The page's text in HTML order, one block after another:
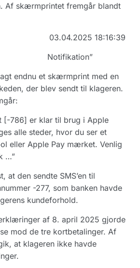
Af skærmprintet fremgår blandt
03.04.2025 18:16:39
Notifikation”
endnu et skærmprint med en
der blev sendt til klageren.
[-786] er klar til brug i Apple
alle steder, hvor du ser et
eller Apple Pay mærket. Venlig
…”
at den sendte SMS’en til
-277, som banken havde
kundeforhold.
af 8. april 2025 gjorde
mod de tre kortbetalinger. Af
at klageren ikke havde